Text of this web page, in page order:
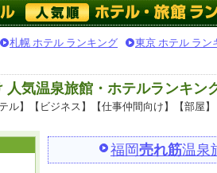
札幌 ホテル ランキング 東京 ホテル ラン
人気温泉旅館・ホテルランキン
ル】【ビジネス】【仕事仲間向け】【部屋】
福岡 売れ筋温泉